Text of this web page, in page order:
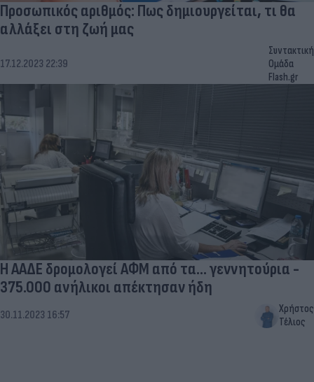
Προσωπικός αριθμός: Πως δημιουργείται, τι θα
αλλάξει στη ζωή μας
17.12.2023 22:39
Συντακτική
Ομάδα
Flash.gr
Η ΑΑΔΕ δρομολογεί ΑΦΜ από τα... γεννητούρια -
375.000 ανήλικοι απέκτησαν ήδη
30.11.2023 16:57
Χρήστος
Τέλιος